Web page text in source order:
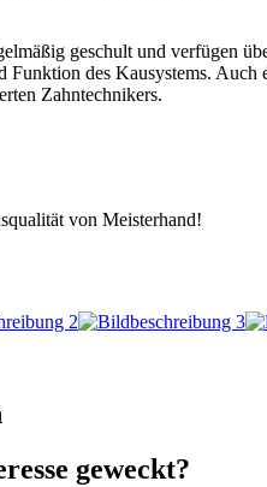
geschult und verfügen
Funktion des Kausystems.
Zahntechnikers.
von Meisterhand!
geweckt?